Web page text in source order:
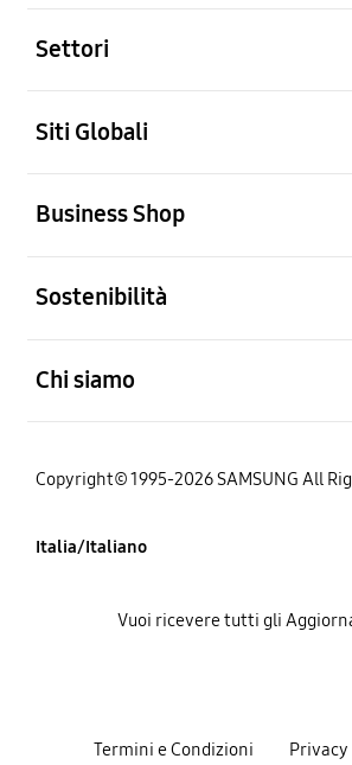
Settori
Siti Globali
Business Shop
Sostenibilità
Chi siamo
Copyright© 1995-2026 SAMSUNG All
Italia/Italiano
Termini e Condizioni Privacy
Vuoi ricevere tutti gli